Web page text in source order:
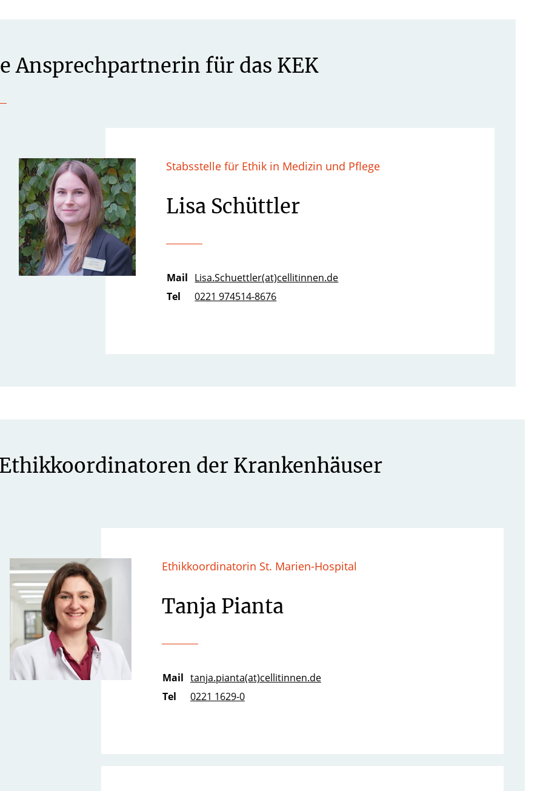
Ansprechpartnerin für das KEK
Stabsstelle für Ethik in Medizin und Pflege
Lisa Schüttler
Mail Lisa.Schuettler(at)cellitinnen.de
Tel
0221 974514-8676
der Krankenhäuser
Ethikkoordinatorin St. Marien-Hospital
Tanja Pianta
Mail tanja.pianta(at)cellitinnen.de
Tel
0221 1629-0